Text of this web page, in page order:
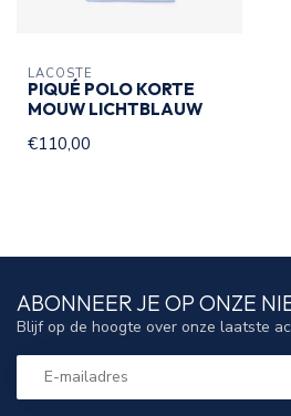
LACOSTE
PIQUÉ POLO KORTE
MOUW LICHTBLAUW
€110,00
ABONNEER JE OP ONZE
Blijf op de hoogte over onze laatste